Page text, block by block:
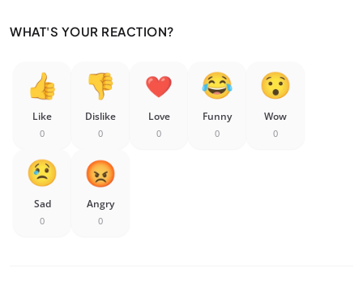
WHAT'S YOUR REACTION?
Like
0
Dislike
0
Love
0
Funny
0
Wow
0
Sad
0
Angry
0